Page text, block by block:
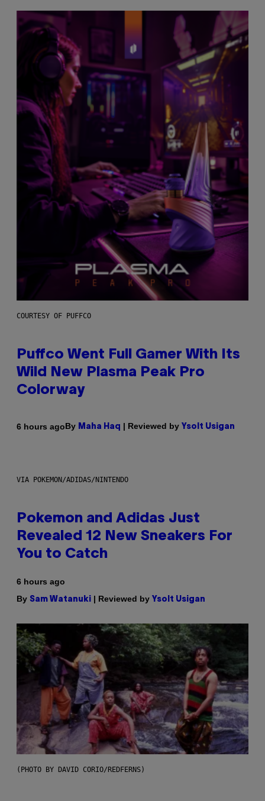
COURTESY OF PUFFCO
Puffco Went Full Gamer With Its
Wild New Plasma Peak Pro
Colorway
6 hours agoBy Maha Haq | Reviewed by Ysolt Usigan
VIA POKEMON/ADIDAS/NINTENDO
Pokemon and Adidas Just
Revealed 12 New Sneakers For
You to Catch
6 hours ago
By Sam Watanuki | Reviewed by Ysolt Usigan
(PHOTO BY DAVID CORIO/REDFERNS)